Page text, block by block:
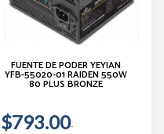
FUENTE DE PODER YEYIAN
YFB-55020-01 RAIDEN 550W
80 PLUS BRONZE
$793.00